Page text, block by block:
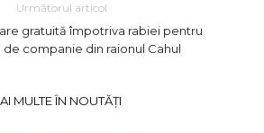
Următorul articol
gratuită împotriva rabiei pentru
de companie din raionul Cahul
MULTE ÎN NOUTĂȚI